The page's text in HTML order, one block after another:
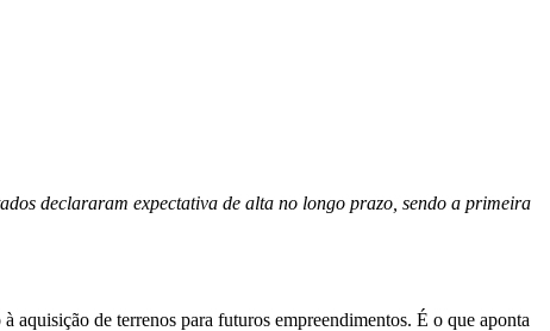
declararam expectativa de alta no longo prazo, sendo a primeira
aquisição de terrenos para futuros empreendimentos. É o que aponta